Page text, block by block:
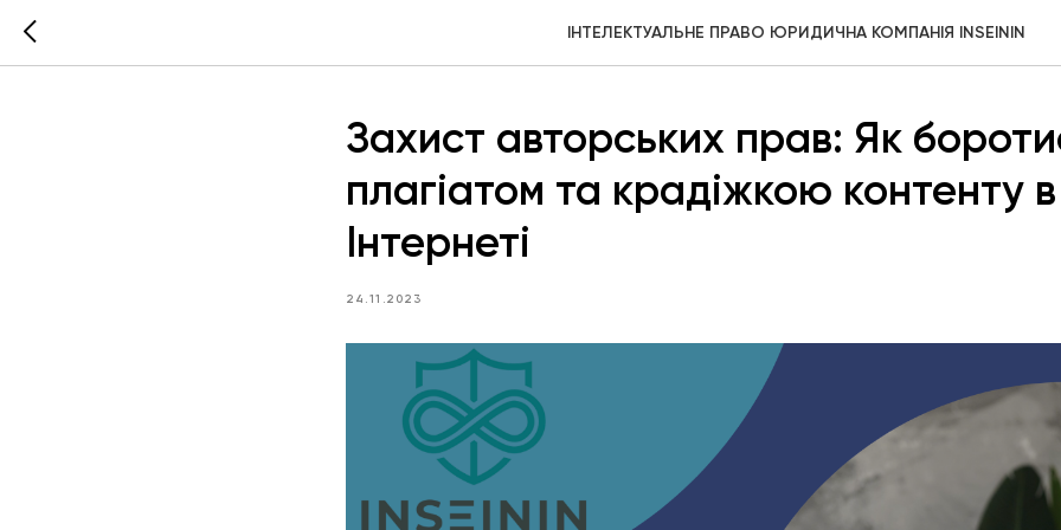
ІНТЕЛЕКТУАЛЬНЕ ПРАВО ЮРИДИЧНА КОМПАНІЯ INSEININ
Захист авторських прав: Як
плагіатом та крадіжкою контенту в
Інтернеті
24.11.2023